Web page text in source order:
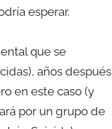
esperar.
que se
años después
en este caso (y
por un grupo de